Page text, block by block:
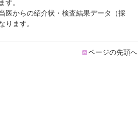
す。
医からの紹介状・検査結果データ（採
ります。
ページの先頭へ